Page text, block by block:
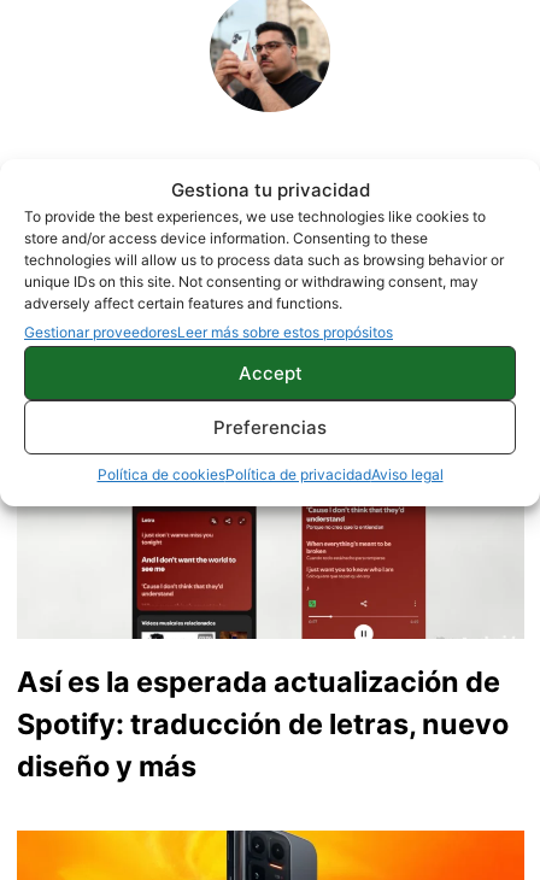
Gestiona tu privacidad
To provide the best experiences, we use technologies like cookies to
store and/or access device information. Consenting to these
technologies will allow us to process data such as browsing behavior or
unique IDs on this site. Not consenting or withdrawing consent, may
adversely affect certain features and functions.
Gestionar proveedoresLeer más sobre estos propósitos
Accept
Preferencias
Política de cookiesPolítica de privacidadAviso legal
Quelian Sanz
11059 artículos publicados en ProAndroid desde 2020.
Redactor en Pro Android | Apasionado de ese Androide
verde que tanto esconde. Se comenta que tecleo sobre
actualidad. Me gusta probarlo todo en este mundo de la
tecnología. Los gusanos se comen a las manzanas.
Enamorado de lo que una gran mayoría llama ruido.
Twitter
Así es la esperada actualización de
Spotify: traducción de letras, nuevo
diseño y más